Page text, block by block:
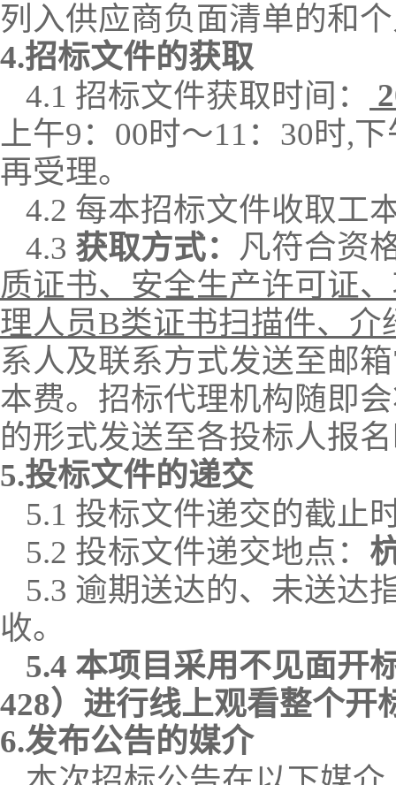
列入供应商负面清单的和
4.招标文件的获取
4.1 招标文件获取时间：
上午9：00时～11：30时,
再受理。
4.2 每本招标文件收取工
4.3 获取方式： 凡符合资
质证书、安全生产许可证
理人员B类证书扫描件、介
系人及联系方式发送至邮箱
本费。招标代理机构随即
的形式发送至各投标人报
5.投标文件的递交
5.1 投标文件递交的截止
5.2 投标文件递交地点：
5.3 逾期送达的、未送达
收。
5.4 本项目采用不见面开
428）进行线上观看整个开
6.发布公告的媒介